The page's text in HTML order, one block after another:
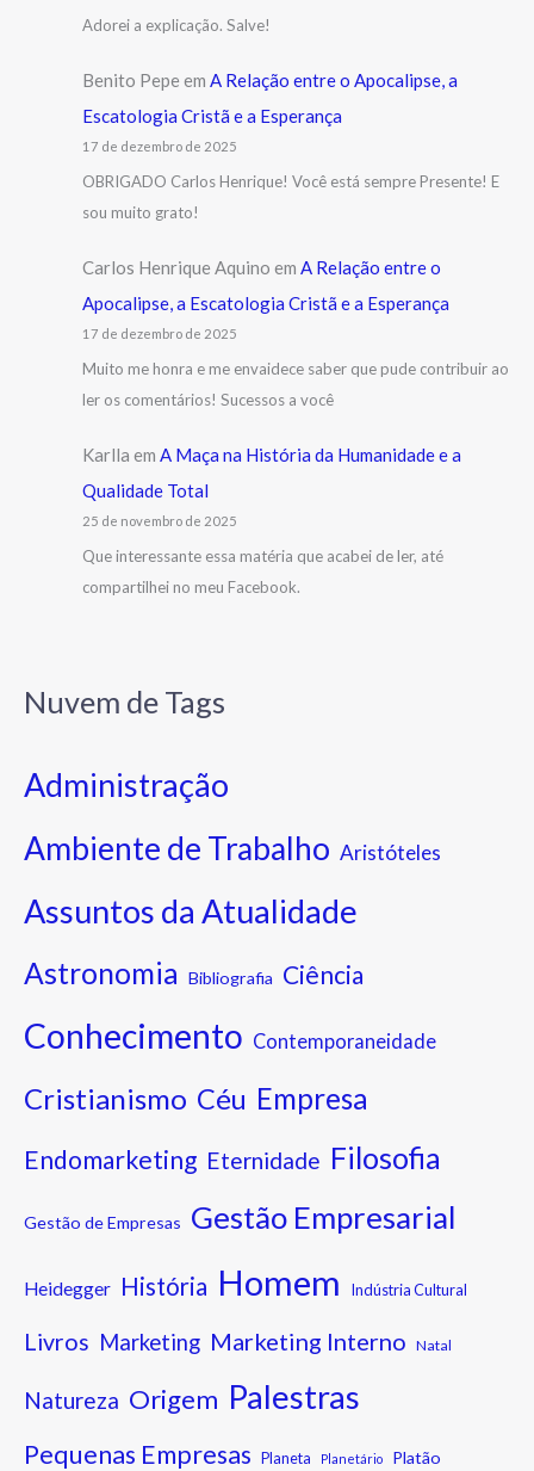
Adorei a explicação. Salve!
Benito Pepe em A Relação entre o Apocalipse, a
Escatologia Cristã e a Esperança
17 de dezembro de 2025
OBRIGADO Carlos Henrique! Você está sempre Presente! E
sou muito grato!
Carlos Henrique Aquino em A Relação entre o
Apocalipse, a Escatologia Cristã e a Esperança
17 de dezembro de 2025
Muito me honra e me envaidece saber que pude contribuir ao
ler os comentários! Sucessos a você
Karlla em A Maça na História da Humanidade e a
Qualidade Total
25 de novembro de 2025
Que interessante essa matéria que acabei de ler, até
compartilhei no meu Facebook.
Nuvem de Tags
Administração
Ambiente de Trabalho Aristóteles
Assuntos da Atualidade
Astronomia Bibliografia Ciência
Conhecimento Contemporaneidade
Cristianismo Céu Empresa
Endomarketing Eternidade Filosofia
Gestão de Empresas Gestão Empresarial
Heidegger História Homem Indústria Cultural
Livros Marketing Marketing Interno Natal
Natureza Origem Palestras
Pequenas Empresas Planeta Planetário Platão